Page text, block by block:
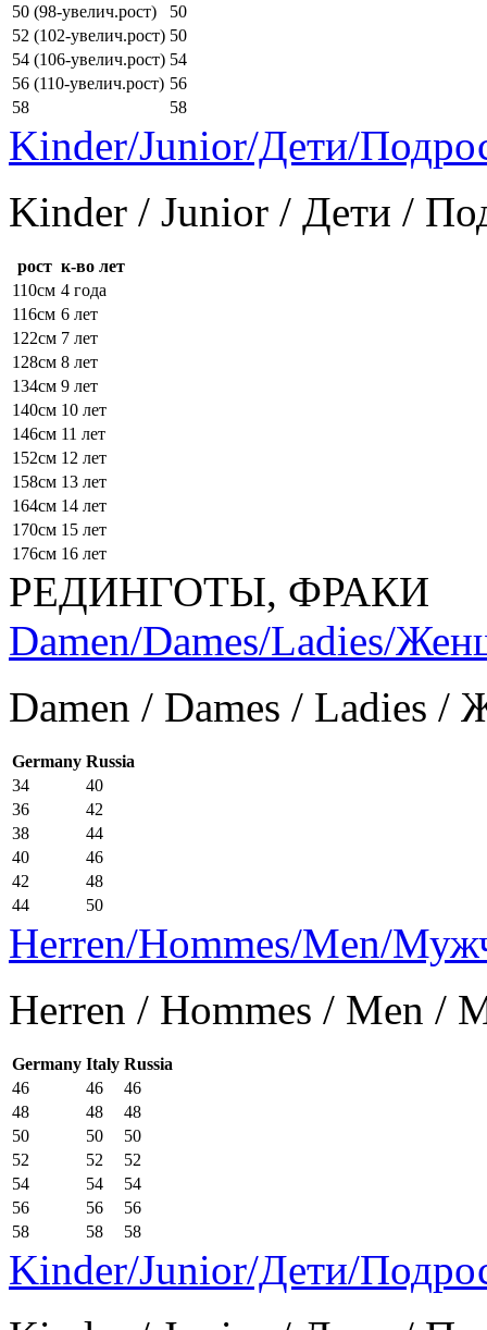
50 (98-увелич.рост)
50
52 (102-увелич.рост) 50
54 (106-увелич.рост) 54
56 (110-увелич.рост) 56
58
58
Kinder/Junior/Дети/
Kinder / Junior / Дети /
рост к-во лет
110см 4 года
116см 6 лет
122см 7 лет
128см 8 лет
134см 9 лет
140см 10 лет
146см 11 лет
152см 12 лет
158см 13 лет
164см 14 лет
170см 15 лет
176см 16 лет
РЕДИНГОТЫ, ФРАКИ
Damen/Dames/Ladies/
Damen / Dames / Ladies
Germany Russia
34
40
36
42
38
44
40
46
42
48
44
50
Herren/Hommes/Men/
Herren / Hommes / Men /
Germany Italy Russia
46
46
46
48
48
48
50
50
50
52
52
52
54
54
54
56
56
56
58
58 58
Kinder/Junior/Дети/